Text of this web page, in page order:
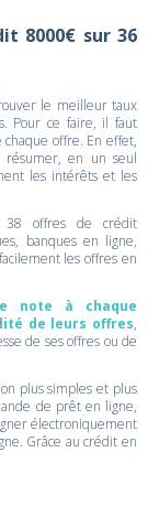
8000€ sur 36
le meilleur taux
Pour ce faire, il faut
chaque offre. En effet,
résumer, en un seul
les intérêts et les
38 offres de crédit
banques en ligne,
les offres en
note à chaque
de leurs offres,
de ses offres ou de
plus simples et plus
de prêt en ligne,
électroniquement
Grâce au crédit en